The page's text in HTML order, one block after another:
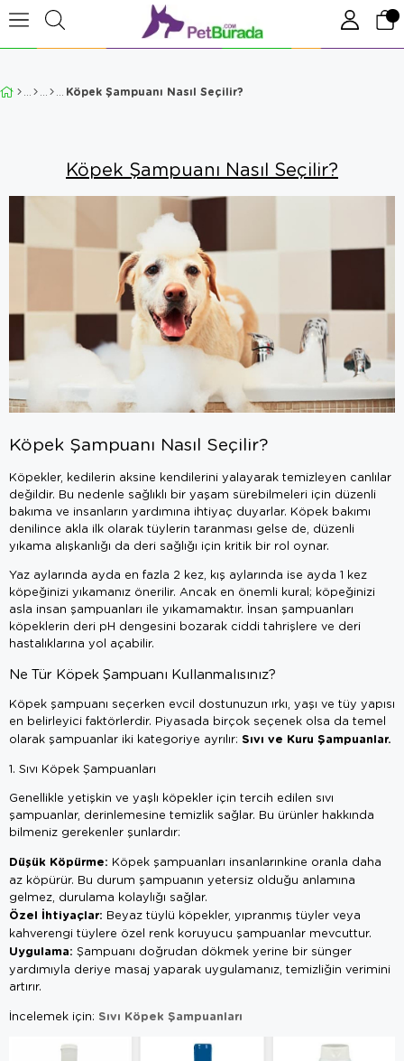
Köpek Şampuanı Nasıl Seçilir?
Köpek Şampuanı Nasıl Seçilir?
Köpek Şampuanı Nasıl Seçilir?
Köpekler, kedilerin aksine kendilerini yalayarak temizleyen canlılar
değildir. Bu nedenle sağlıklı bir yaşam sürebilmeleri için düzenli
bakıma ve insanların yardımına ihtiyaç duyarlar. Köpek bakımı
denilince akla ilk olarak tüylerin taranması gelse de, düzenli
yıkama alışkanlığı da deri sağlığı için kritik bir rol oynar.
Yaz aylarında ayda en fazla 2 kez, kış aylarında ise ayda 1 kez
köpeğinizi yıkamanız önerilir. Ancak en önemli kural; köpeğinizi
asla insan şampuanları ile yıkamamaktır. İnsan şampuanları
köpeklerin deri pH dengesini bozarak ciddi tahrişlere ve deri
hastalıklarına yol açabilir.
Ne Tür Köpek Şampuanı Kullanmalısınız?
Köpek şampuanı seçerken evcil dostunuzun ırkı, yaşı ve tüy yapısı
en belirleyici faktörlerdir. Piyasada birçok seçenek olsa da temel
olarak şampuanlar iki kategoriye ayrılır: Sıvı ve Kuru Şampuanlar.
1. Sıvı Köpek Şampuanları
Genellikle yetişkin ve yaşlı köpekler için tercih edilen sıvı
şampuanlar, derinlemesine temizlik sağlar. Bu ürünler hakkında
bilmeniz gerekenler şunlardır:
Düşük Köpürme: Köpek şampuanları insanlarınkine oranla daha
az köpürür. Bu durum şampuanın yetersiz olduğu anlamına
gelmez, durulama kolaylığı sağlar.
Özel İhtiyaçlar: Beyaz tüylü köpekler, yıpranmış tüyler veya
kahverengi tüylere özel renk koruyucu şampuanlar mevcuttur.
Uygulama: Şampuanı doğrudan dökmek yerine bir sünger
yardımıyla deriye masaj yaparak uygulamanız, temizliğin verimini
artırır.
İncelemek için: Sıvı Köpek Şampuanları